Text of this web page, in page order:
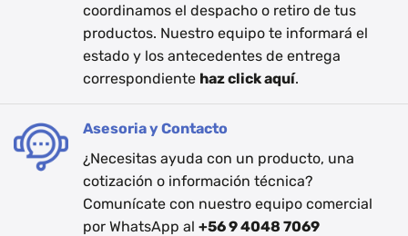
coordinamos el despacho o retiro de tus
productos. Nuestro equipo te informará el
estado y los antecedentes de entrega
correspondiente haz click aquí.
Asesoria y Contacto
¿Necesitas ayuda con un producto, una
cotización o información técnica?
Comunícate con nuestro equipo comercial
por WhatsApp al +56 9 4048 7069